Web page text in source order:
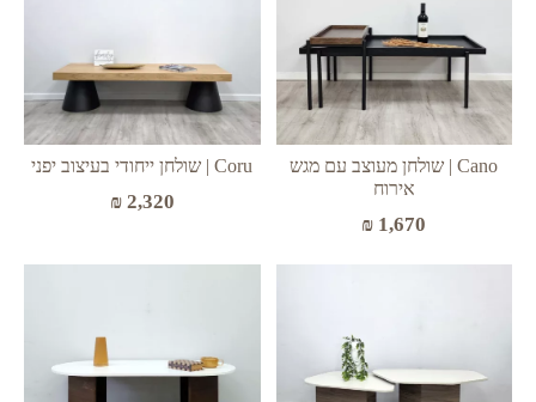
Cano | שולחן מעוצב עם מגש
אירוח
₪ 1,670
Coru | שולחן ייחודי בעיצוב יפני
₪2,320